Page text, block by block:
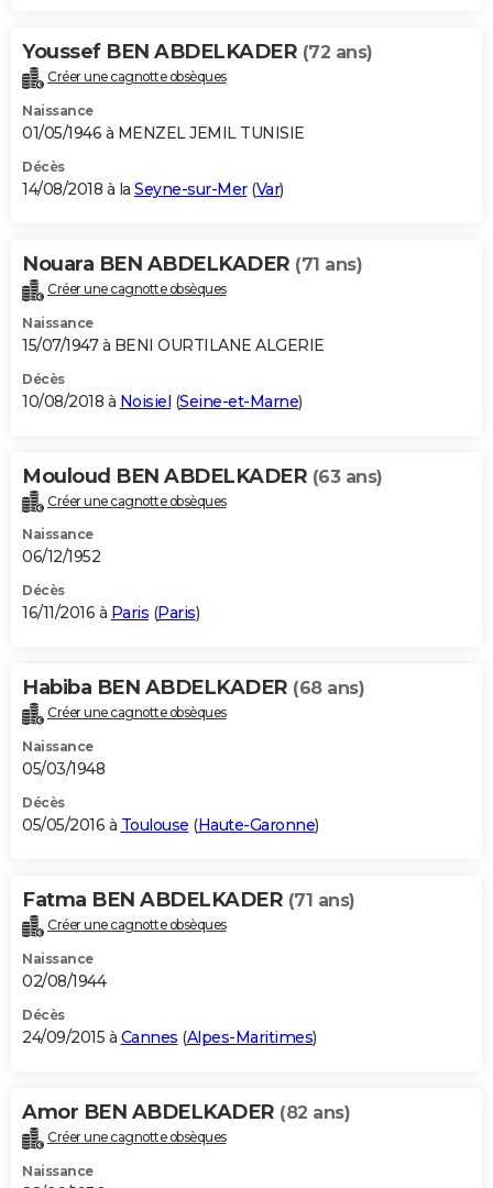
Youssef BEN ABDELKADER (72 ans)
Créer une cagnotte obsèques
Naissance
01/05/1946 à MENZEL JEMIL TUNISIE
Décès
14/08/2018 à la Seyne-sur-Mer(Var)
Nouara BEN ABDELKADER (71 ans)
Créer une cagnotte obsèques
Naissance
15/07/1947 à BENI OURTILANE ALGERIE
Décès
10/08/2018 à Noisiel (Seine-et-Marne)
Mouloud BEN ABDELKADER (63 ans)
Créer une cagnotte obsèques
Naissance
06/12/1952
Décès
16/11/2016 à Paris (Paris)
Habiba BEN ABDELKADER (68 ans)
Créer une cagnotte obsèques
Naissance
05/03/1948
Décès
05/05/2016 à Toulouse (Haute-Garonne)
Fatma BEN ABDELKADER (71 ans)
Créer une cagnotte obsèques
Naissance
02/08/1944
Décès
24/09/2015 à Cannes (Alpes-Maritimes)
Amor BEN ABDELKADER (82 ans)
Créer une cagnotte obsèques
Naissance